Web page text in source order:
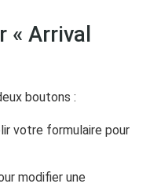
« Arrival
boutons :
votre formulaire pour
modifier une